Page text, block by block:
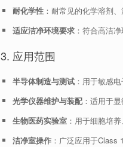
耐化学性：耐常见的化学溶剂、
适应洁净环境要求：符合高洁净
3. 应用范围
半导体制造与测试：用于敏感电
光学仪器维护与装配：适用于显
生物医药实验室：用于细胞培养
洁净室操作：广泛应用于Class